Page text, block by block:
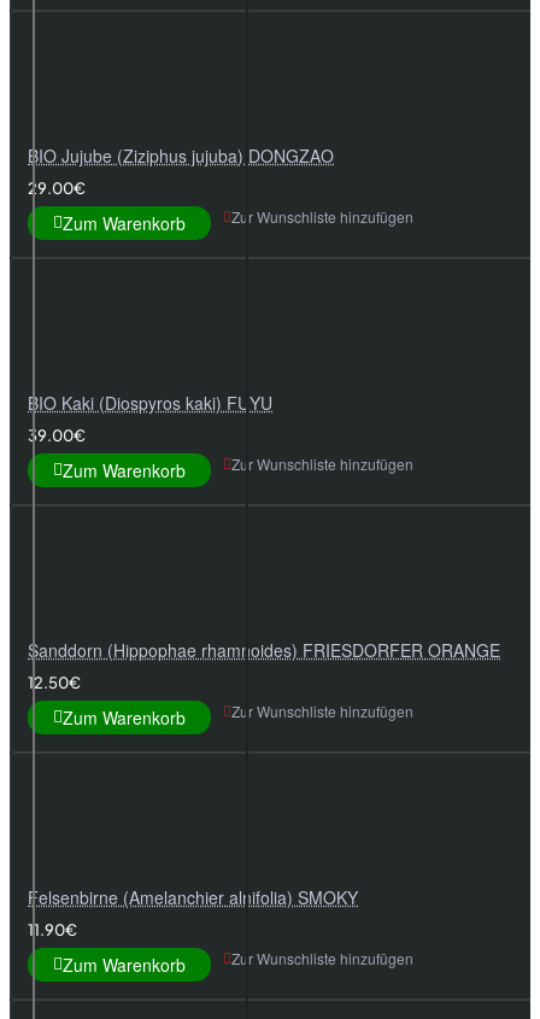
BIO Jujube (Ziziphus jujuba) DONGZAO
29.00€
Zum Warenkorb Zur Wunschliste hinzufügen
BIO Kaki (Diospyros kaki) FUYU
39.00€
Zum Warenkorb Zur Wunschliste hinzufügen
Sanddorn (Hippophae rhamnoides) FRIESDORFER ORANGE
12.50€
Zum Warenkorb Zur Wunschliste hinzufügen
Felsenbirne (Amelanchier alnifolia) SMOKY
11.90€
Zum Warenkorb Zur Wunschliste hinzufügen